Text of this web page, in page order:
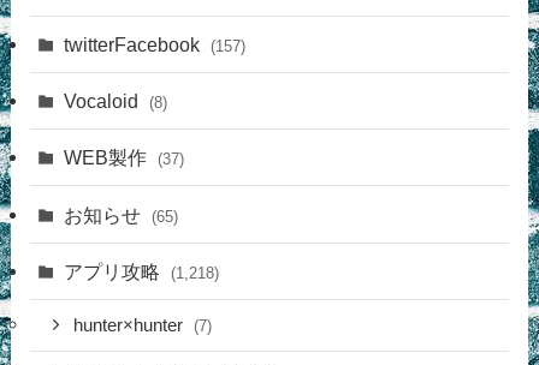
twitterFacebook (157)
Vocaloid (8)
WEB製作 (37)
お知らせ (65)
アプリ攻略 (1,218)
hunter×hunter (7)